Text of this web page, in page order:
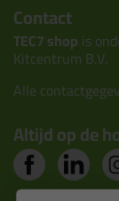
Contact
TEC7 shop is
Kitcentrum B.V.
Alle
Altijd op de